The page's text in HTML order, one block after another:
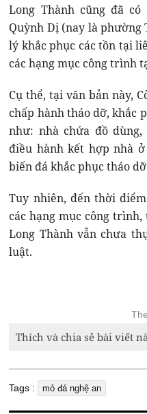
Long Thành cũng đã
Quỳnh Dị (nay là phường
lý khắc phục các tồn tại
các hạng mục công trình
Cụ thể, tại văn bản này,
chấp hành tháo dỡ, khắc
như: nhà chứa đồ
điều hành kết hợp nhà
biến đá khắc phục tháo
Tuy nhiên, đến thời
các hạng mục công
Long Thành vẫn chưa
luật.
Thích và chia sẻ bài viết
Tags : mỏ đá nghệ an